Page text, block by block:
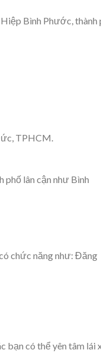
Bình Phước, thành
TPHCM.
phố lân cận như Bình
chức năng như: Đăng
bạn có thể yên tâm lái